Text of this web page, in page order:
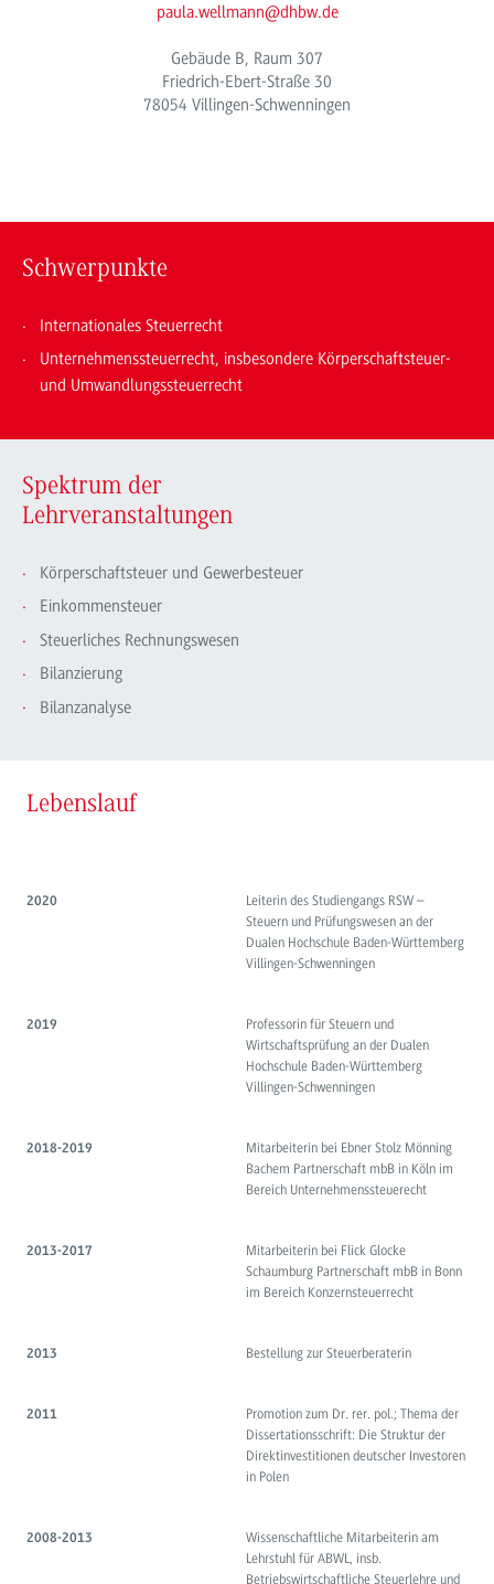
paula.wellmann@dhbw.de
Gebäude B, Raum 307
Friedrich-Ebert-Straße 30
78054 Villingen-Schwenningen
Schwerpunkte
Internationales Steuerrecht
Unternehmenssteuerrecht, insbesondere Körperschaftsteuer-
und Umwandlungssteuerrecht
Spektrum der
Lehrveranstaltungen
Körperschaftsteuer und Gewerbesteuer
Einkommensteuer
Steuerliches Rechnungswesen
Bilanzierung
Bilanzanalyse
Lebenslauf
2020
Leiterin des Studiengangs RSW –
Steuern und Prüfungswesen an der
Dualen Hochschule Baden-Württemberg
Villingen-Schwenningen
2019
Professorin für Steuern und
Wirtschaftsprüfung an der Dualen
Hochschule Baden-Württemberg
Villingen-Schwenningen
2018-2019
Mitarbeiterin bei Ebner Stolz Mönning
Bachem Partnerschaft mbB in Köln im
Bereich Unternehmenssteuerecht
2013-2017
Mitarbeiterin bei Flick Glocke
Schaumburg Partnerschaft mbB in Bonn
im Bereich Konzernsteuerrecht
2013 Bestellung zur Steuerberaterin
2011
Promotion zum Dr. rer. pol.; Thema der
Dissertationsschrift: Die Struktur der
Direktinvestitionen deutscher Investoren
in Polen
2008-2013
Wissenschaftliche Mitarbeiterin am
Lehrstuhl für ABWL, insb.
Betriebswirtschaftliche Steuerlehre und